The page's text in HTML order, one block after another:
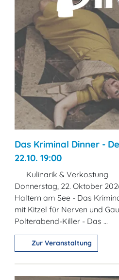
Das Kriminal Dinner -
22.10. 19:00
Kulinarik & Verkostung
Donnerstag, 22. Oktober
Haltern am See - Das
mit Kitzel für Nerven und
Polterabend-Killer - Das ...
Zur Veranstaltung